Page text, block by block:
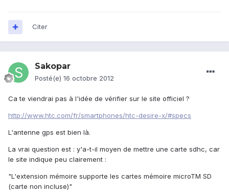
Citer
Sakopar
Posté(e) 16 octobre 2012
Ca te viendrai pas à l'idée de vérifier sur le site officiel ?
http://www.htc.com/fr/smartphones/htc-desire-x/#specs
L'antenne gps est bien là.
La vrai question est : y'a-t-il moyen de mettre une carte sdhc, car
le site indique peu clairement :
"L'extension mémoire supporte les cartes mémoire microTM SD
(carte non incluse)"